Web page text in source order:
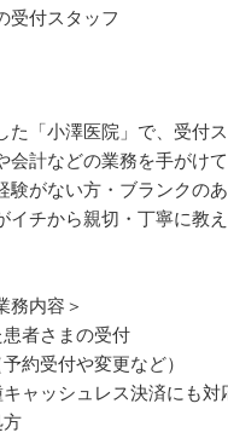
受付スタッフ
た「小澤医院」で、受付
会計などの業務を手がけ
験がない方・ブランクの
イチから親切・丁寧に教
務内容＞
者さまの受付
約受付や変更など）
ャッシュレス決済にも対
方